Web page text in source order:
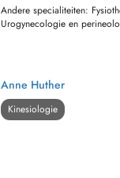
Andere specialiteiten:
Urogynecologie en
Anne Huther
Kinesiologie